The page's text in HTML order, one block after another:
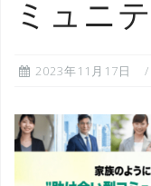
ミュニ
2023年11月17日